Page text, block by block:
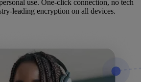
use. One-click connection, no tech
leading encryption on all devices.